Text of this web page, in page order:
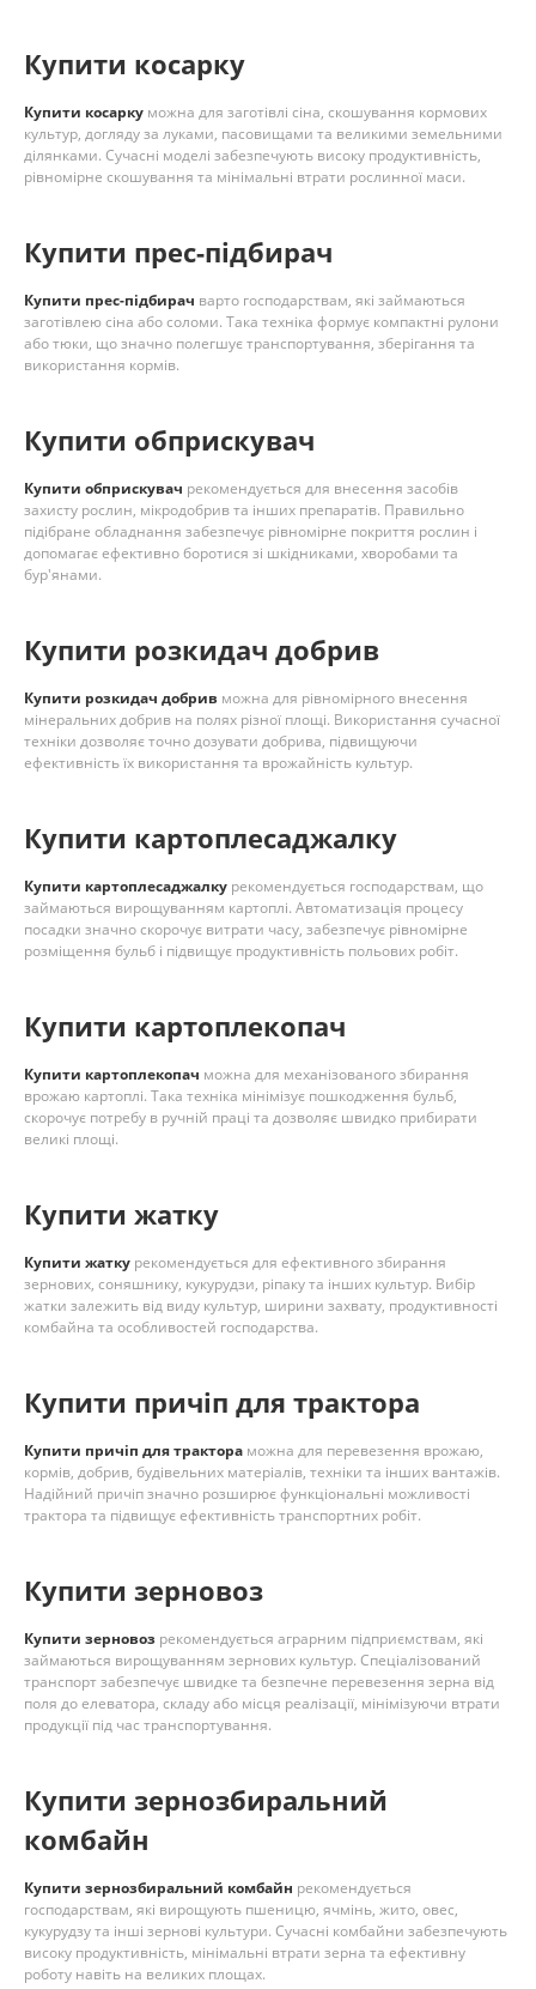
Купити косарку
Купити косарку можна для заготівлі сіна, скошування кормових
культур, догляду за луками, пасовищами та великими земельними
ділянками. Сучасні моделі забезпечують високу продуктивність,
рівномірне скошування та мінімальні втрати рослинної маси.
Купити прес-підбирач
Купити прес-підбирач варто господарствам, які займаються
заготівлею сіна або соломи. Така техніка формує компактні рулони
або тюки, що значно полегшує транспортування, зберігання та
використання кормів.
Купити обприскувач
Купити обприскувач рекомендується для внесення засобів
захисту рослин, мікродобрив та інших препаратів. Правильно
підібране обладнання забезпечує рівномірне покриття рослин і
допомагає ефективно боротися зі шкідниками, хворобами та
бур'янами.
Купити розкидач добрив
Купити розкидач добрив можна для рівномірного внесення
мінеральних добрив на полях різної площі. Використання сучасної
техніки дозволяє точно дозувати добрива, підвищуючи
ефективність їх використання та врожайність культур.
Купити картоплесаджалку
Купити картоплесаджалку рекомендується господарствам, що
займаються вирощуванням картоплі. Автоматизація процесу
посадки значно скорочує витрати часу, забезпечує рівномірне
розміщення бульб і підвищує продуктивність польових робіт.
Купити картоплекопач
Купити картоплекопач можна для механізованого збирання
врожаю картоплі. Така техніка мінімізує пошкодження бульб,
скорочує потребу в ручній праці та дозволяє швидко прибирати
великі площі.
Купити жатку
Купити жатку рекомендується для ефективного збирання
зернових, соняшнику, кукурудзи, ріпаку та інших культур. Вибір
жатки залежить від виду культур, ширини захвату, продуктивності
комбайна та особливостей господарства.
Купити причіп для трактора
Купити причіп для трактора можна для перевезення врожаю,
кормів, добрив, будівельних матеріалів, техніки та інших вантажів.
Надійний причіп значно розширює функціональні можливості
трактора та підвищує ефективність транспортних робіт.
Купити зерновоз
Купити зерновоз рекомендується аграрним підприємствам, які
займаються вирощуванням зернових культур. Спеціалізований
транспорт забезпечує швидке та безпечне перевезення зерна від
поля до елеватора, складу або місця реалізації, мінімізуючи втрати
продукції під час транспортування.
Купити зернозбиральний
комбайн
Купити зернозбиральний комбайн рекомендується
господарствам, які вирощують пшеницю, ячмінь, жито, овес,
кукурудзу та інші зернові культури. Сучасні комбайни забезпечують
високу продуктивність, мінімальні втрати зерна та ефективну
роботу навіть на великих площах.